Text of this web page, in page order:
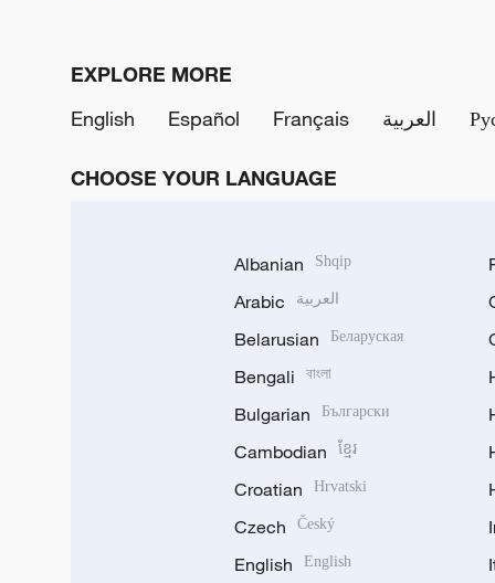
EXPLORE MORE
English
Español Français العربية
CHOOSE YOUR LANGUAGE
Albanian Shqip
Arabic العربية
Belarusian Беларуская
Bengali বাংলা
Bulgarian Български
Cambodian ខ្មែរ
Croatian Hrvatski
Czech Český
English English